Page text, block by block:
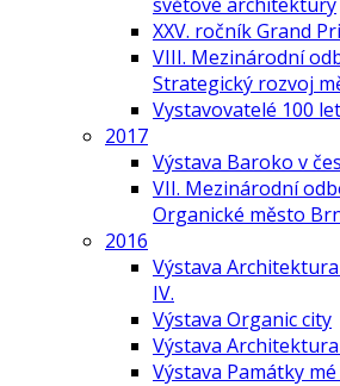
XXV. ročník Grand
VIII. Mezinárodní
Strategický rozvoj
Vystavovatelé 100 let
2017
Výstava Baroko v
VII. Mezinárodní
Organické město
2016
Výstava
IV.
Výstava Organic city
Výstava
Výstava Památky mé